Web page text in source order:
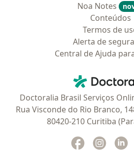
Noa Notes
Conteúdos
Termos de
Alerta de
Central de Ajuda
Doctoralia Brasil Serviços
Rua Visconde do Rio Branco,
80420-210 Curitiba
Facebook
abre num
abre